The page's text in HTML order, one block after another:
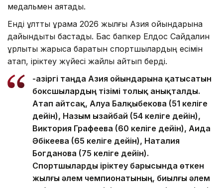
медальмен аяқтады.
Енді ұлттық құрама 2026 жылғы Азия ойындарына
дайындықты бастады. Бас бапкер Елдос Сайдалин
құрлықтық жарысқа баратын спортшылардың есімін
атап, іріктеу жүйесі жайлы айтып берді.
-Қазіргі таңда Азия ойындарына қатысатын
боксшылардың тізімі толық анықталды.
Атап айтсақ, Алуа Балқыбекова (51 келіге
дейін), Назым Қызайбай (54 келіге дейін),
Виктория Графеева (60 келіге дейін), Аида
Әбікеева (65 келіге дейін), Наталия
Богданова (75 келіге дейін).
Спортшыларды іріктеу барысында өткен
жылғы әлем чемпионатының, биылғы әлем